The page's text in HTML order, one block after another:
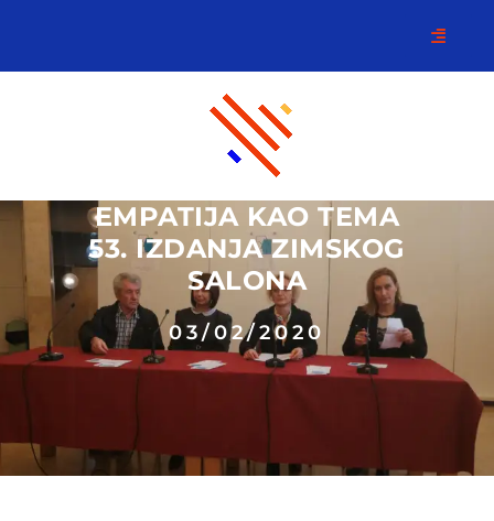
EMPATIJA KAO TEMA
53. IZDANJA ZIMSKOG
SALONA
03/02/2020